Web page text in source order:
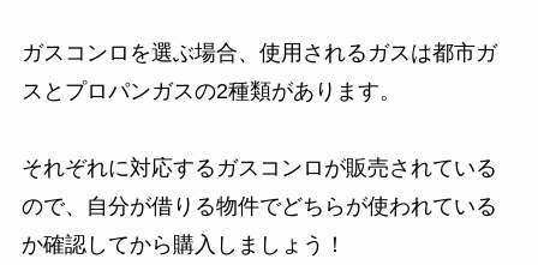
ガスコンロを選ぶ場合、使用されるガスは都市ガ
スとプロパンガスの2種類があります。
それぞれに対応するガスコンロが販売されている
ので、自分が借りる物件でどちらが使われている
か確認してから購入しましょう！